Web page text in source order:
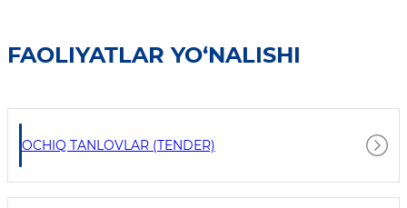
FAOLIYATLAR YO‘NALISHI
OCHIQ TANLOVLAR (TENDER)